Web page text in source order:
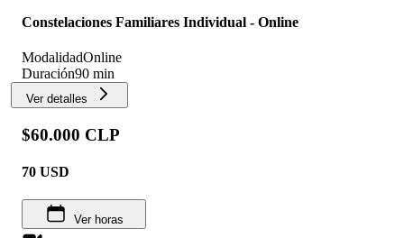
Constelaciones Familiares Individual - Online
ModalidadOnline
Duración90 min
Ver detalles
$60.000 CLP
70 USD
Ver horas